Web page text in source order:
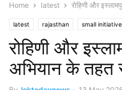
Home latest रोहिणी और
latest rajasthan small initiative
रोहिणी और
अभियान के तहत